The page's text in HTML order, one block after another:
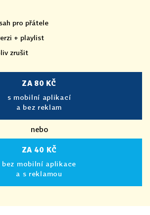
pro přátele
+ playlist
zrušit
ZA 80 KČ
s mobilní aplikací
a bez reklam
nebo
ZA 40 KČ
bez mobilní aplikace
a s reklamou